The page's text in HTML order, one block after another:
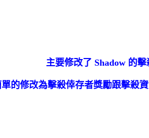
主要修改了 Shadow 的
單的修改為擊殺倖存者獎勵跟擊殺